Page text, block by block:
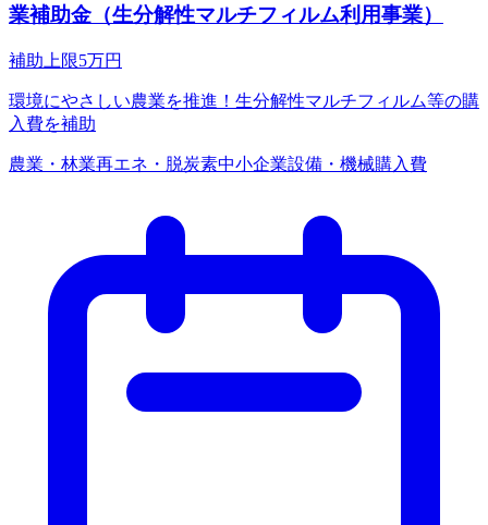
業補助金（生分解性マルチフィルム利用事業）
補助上限5万円
環境にやさしい農業を推進！生分解性マルチフィルム等の購
入費を補助
農業・林業再エネ・脱炭素中小企業設備・機械購入費